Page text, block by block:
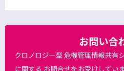
ド
ウ
で
開
お問い合
クロノロジー型 危機管理情報共有
に関する お問合せをお受けしていま